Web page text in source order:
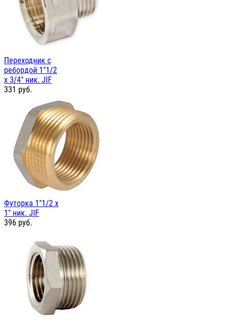
Переходник с
ребордой 1"1/2
х 3/4" ник. JIF
331 руб.
Футорка 1"1/2 х
1" ник. JIF
396 руб.